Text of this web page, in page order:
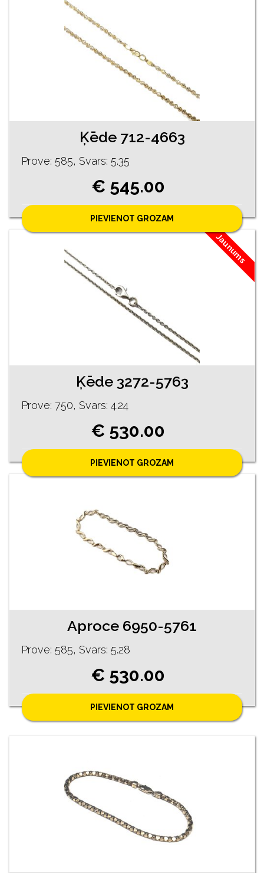
Ķēde 712-4663
Prove: 585, Svars: 5.35
€ 545.00
PIEVIENOT GROZAM
Jaunums
Ķēde 3272-5763
Prove: 750, Svars: 4.24
€ 530.00
PIEVIENOT GROZAM
Aproce 6950-5761
Prove: 585, Svars: 5.28
€ 530.00
PIEVIENOT GROZAM